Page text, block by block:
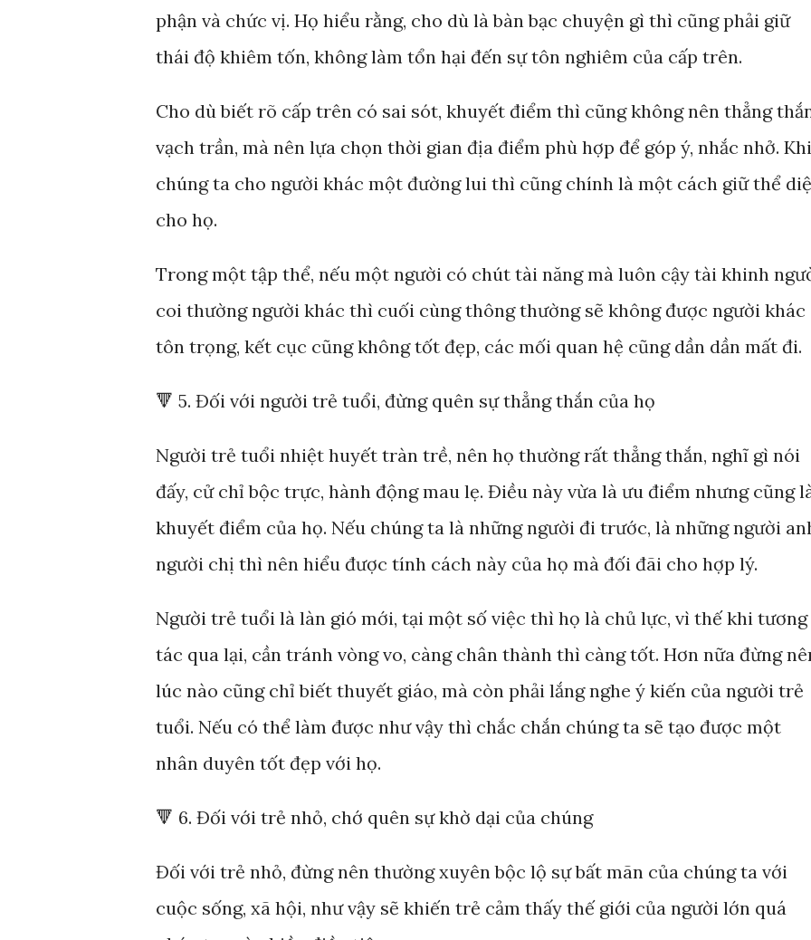
phận và chức vị. Họ hiểu rằng, cho dù là bàn bạc chuyện gì thì cũng phải giữ
thái độ khiêm tốn, không làm tổn hại đến sự tôn nghiêm của cấp trên.
Cho dù biết rõ cấp trên có sai sót, khuyết điểm thì cũng không nên thẳng
vạch trần, mà nên lựa chọn thời gian địa điểm phù hợp để góp ý, nhắc nhở. Khi
chúng ta cho người khác một đường lui thì cũng chính là một cách giữ thể
cho họ.
Trong một tập thể, nếu một người có chút tài năng mà luôn cậy tài khinh
coi thường người khác thì cuối cùng thông thường sẽ không được người khác
tôn trọng, kết cục cũng không tốt đẹp, các mối quan hệ cũng dần dần mất đi.
🔻 5. Đối với người trẻ tuổi, đừng quên sự thẳng thắn của họ
Người trẻ tuổi nhiệt huyết tràn trề, nên họ thường rất thẳng thắn, nghĩ gì nói
đấy, cử chỉ bộc trực, hành động mau lẹ. Điều này vừa là ưu điểm nhưng cũng
khuyết điểm của họ. Nếu chúng ta là những người đi trước, là những người
người chị thì nên hiểu được tính cách này của họ mà đối đãi cho hợp lý.
Người trẻ tuổi là làn gió mới, tại một số việc thì họ là chủ lực, vì thế khi tương
tác qua lại, cần tránh vòng vo, càng chân thành thì càng tốt. Hơn nữa đừng
lúc nào cũng chỉ biết thuyết giáo, mà còn phải lắng nghe ý kiến của người trẻ
tuổi. Nếu có thể làm được như vậy thì chắc chắn chúng ta sẽ tạo được một
nhân duyên tốt đẹp với họ.
🔻 6. Đối với trẻ nhỏ, chớ quên sự khờ dại của chúng
Đối với trẻ nhỏ, đừng nên thường xuyên bộc lộ sự bất mãn của chúng ta với
cuộc sống, xã hội, như vậy sẽ khiến trẻ cảm thấy thế giới của người lớn quá